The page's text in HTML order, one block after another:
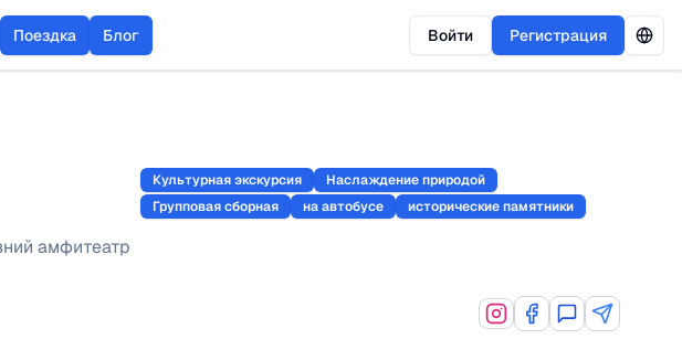
Поездка Блог Войти Регистрация
амфитеатр
Культурная экскурсия
Наслаждение природой
Групповая сборная
на автобусе исторические памятники